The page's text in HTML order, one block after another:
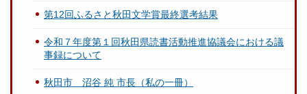
第12回ふるさと秋田文学賞最終選考結果
令和７年度第１回秋田県読書活動推進協議会における議
事録について
秋田市 沼谷 純 市長（私の一冊）